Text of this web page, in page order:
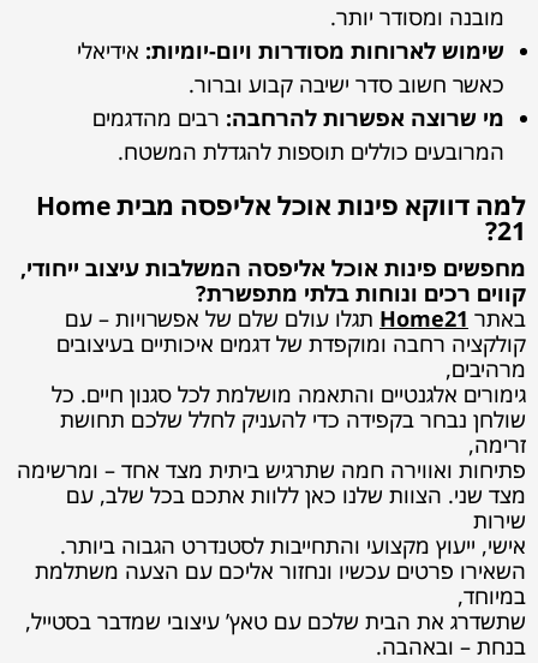
מובנה ומסודר יותר.
שימוש לארוחות מסודרות ויום-יומיות: אידיאלי
כאשר חשוב סדר ישיבה קבוע וברור.
מי שרוצה אפשרות להרחבה: רבים מהדגמים
המרובעים כוללים תוספות להגדלת המשטח.
למה דווקא פינות אוכל אליפסה מבית Home
21?
מחפשים פינות אוכל אליפסה המשלבות עיצוב ייחודי,
קווים רכים ונוחות בלתי מתפשרת?
באתר Home21 תגלו עולם שלם של אפשרויות – עם
קולקציה רחבה ומוקפדת של דגמים איכותיים בעיצובים
מרהיבים,
גימורים אלגנטיים והתאמה מושלמת לכל סגנון חיים. כל
שולחן נבחר בקפידה כדי להעניק לחלל שלכם תחושת
זרימה,
פתיחות ואווירה חמה שתרגיש ביתית מצד אחד – ומרשימה
מצד שני. הצוות שלנו כאן ללוות אתכם בכל שלב, עם
שירות
אישי, ייעוץ מקצועי והתחייבות לסטנדרט הגבוה ביותר.
השאירו פרטים עכשיו ונחזור אליכם עם הצעה משתלמת
במיוחד,
שתשדרג את הבית שלכם עם טאץ’ עיצובי שמדבר בסטייל,
בנחת – ובאהבה.